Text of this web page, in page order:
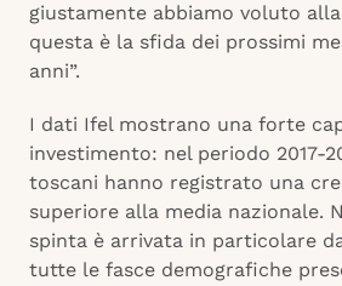
giustamente abbiamo voluto
questa è la sfida dei prossimi
anni”.
I dati Ifel mostrano una forte
investimento: nel periodo 2017-
toscani hanno registrato una
superiore alla media nazionale.
spinta è arrivata in particolare
tutte le fasce demografiche